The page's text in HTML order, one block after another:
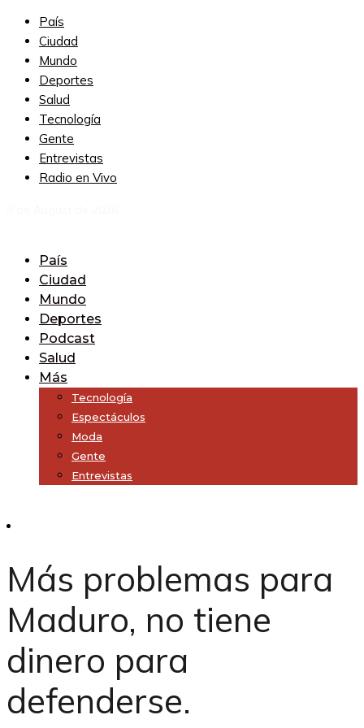
País
Ciudad
Mundo
Deportes
Salud
Tecnología
Gente
Entrevistas
Radio en Vivo
País
Ciudad
Mundo
Deportes
Podcast
Salud
Más
Tecnología
Espectáculos
Moda
Gente
Entrevistas
Más problemas para
Maduro, no tiene
dinero para
defenderse.